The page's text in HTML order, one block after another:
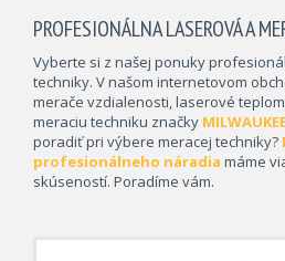
PROFESIONÁLNA LASEROVÁ A
Vyberte si z našej ponuky
techniky. V našom internetovom
merače vzdialenosti, laserové
meraciu techniku značky
poradiť pri výbere meracej techniky?
profesionálneho náradia máme
skúseností. Poradíme vám.